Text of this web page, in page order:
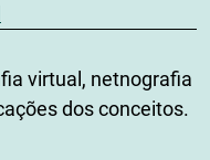
virtual, netnografia
dos conceitos.